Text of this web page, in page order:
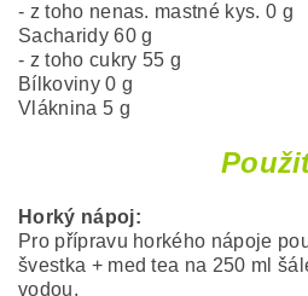
- z toho nenas. mastné kys. 0 g
Sacharidy 60 g
- z toho cukry 55 g
Bílkoviny 0 g
Vláknina 5 g
Horký nápoj:
Pro přípravu horkého nápoje
švestka + med tea na 250 ml
vodou.